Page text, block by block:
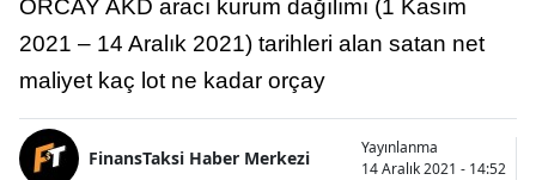
ORCAY AKD aracı kurum dağılımı (1 Kasım
2021 – 14 Aralık 2021) tarihleri alan satan net
maliyet kaç lot ne kadar orçay
FinansTaksi Haber Merkezi
Yayınlanma
14 Aralık 2021 - 14:52